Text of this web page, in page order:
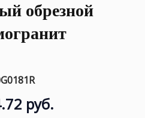
обрезной
руб.